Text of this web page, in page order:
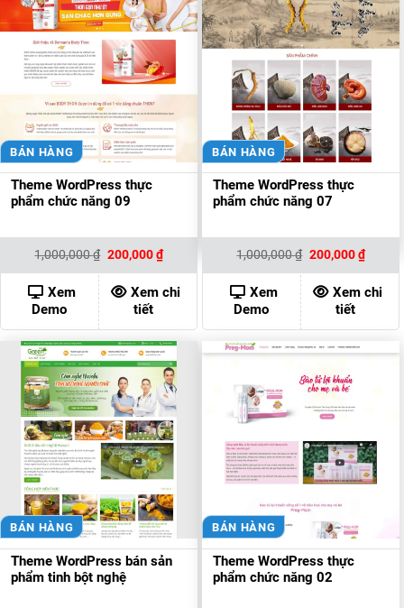
BÁN HÀNG
Theme WordPress thực
phẩm chức năng 09
1,000,000₫ Giá
là:
1,000,000 ₫.
200,000₫Giá
hiện
tại
là:
200,000 ₫.
Xem
Demo
Xem chi
tiết
BÁN HÀNG
Theme WordPress thực
phẩm chức năng 07
1,000,000₫ Giá
là:
1,000,000 ₫.
200,000₫Giá
hiện
tại
là:
Xem
Demo
Xem chi
tiết
BÁN HÀNG
Theme WordPress bán sản
phẩm tinh bột nghệ
BÁN HÀNG
Theme WordPress thực
phẩm chức năng 02